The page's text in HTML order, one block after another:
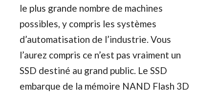
le plus grande nombre de machines
possibles, y compris les systèmes
d’automatisation de l’industrie. Vous
l’aurez compris ce n’est pas vraiment un
SSD destiné au grand public. Le SSD
embarque de la mémoire NAND Flash 3D